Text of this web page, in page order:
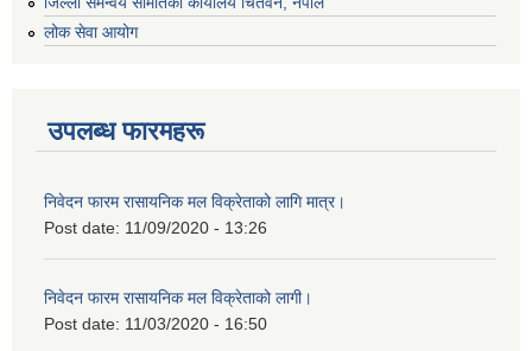
लोक सेवा आयोग
उपलब्ध फारमहरू
निवेदन फारम रासायनिक मल विक्रेताको लागि मात्र।
Post date: 11/09/2020 - 13:26
निवेदन फारम रासायनिक मल विक्रेताको लागी।
Post date: 11/03/2020 - 16:50